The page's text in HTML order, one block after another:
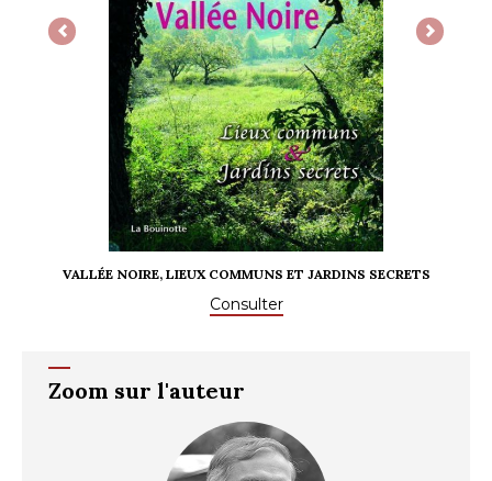
Previous Next
VALLÉE NOIRE, LIEUX COMMUNS ET JARDINS SECRETS
Consulter
Zoom sur l'auteur